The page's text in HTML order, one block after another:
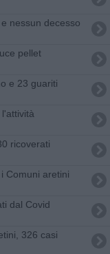
nessun decesso
pellet
e 23 guariti
ricoverati
Comuni aretini
dal Covid
326 casi